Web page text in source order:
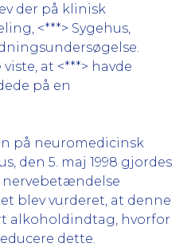
der på klinisk
<***> Sygehus,
at <***> havde
på en
på neuromedicinsk
den 5. maj 1998 gjordes
blev vurderet, at denne
alkoholdindtag, hvorfor
dette.